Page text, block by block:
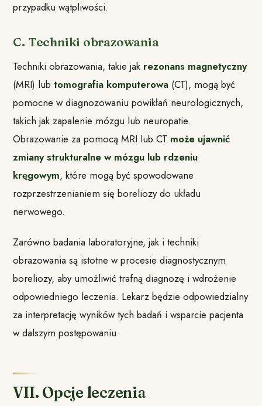
przypadku wątpliwości.
C. Techniki obrazowania
Techniki obrazowania, takie jak rezonans magnetyczny
(MRI) lubtomografia komputerowa (CT), mogą być
pomocne w diagnozowaniu powikłań neurologicznych,
takich jak zapalenie mózgu lub neuropatie.
Obrazowanie za pomocą MRI lub CT może ujawnić
zmiany strukturalne w mózgu lub rdzeniu
kręgowym, które mogą być spowodowane
rozprzestrzenianiem się boreliozy do układu
nerwowego.
Zarówno badania laboratoryjne, jak i techniki
obrazowania są istotne w procesie diagnostycznym
boreliozy, aby umożliwić trafną diagnozę i wdrożenie
odpowiedniego leczenia. Lekarz będzie odpowiedzialny
za interpretację wyników tych badań i wsparcie pacjenta
w dalszym postępowaniu.
VII. Opcje leczenia